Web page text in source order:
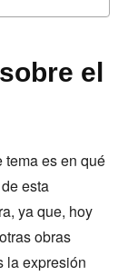
el
tema es en qué
esta
ya que, hoy
obras
la expresión